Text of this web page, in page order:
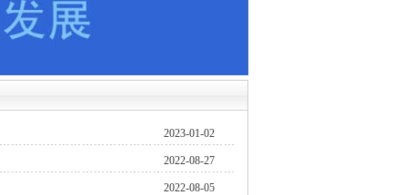
2023-01-02
2022-08-27
2022-08-05